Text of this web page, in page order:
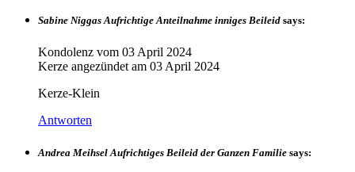
Sabine Niggas Aufrichtige Anteilnahme inniges Beileid says:
Kondolenz vom 03 April 2024
Kerze angezündet am 03 April 2024
Kerze-Klein
Antworten
Andrea Meihsel Aufrichtiges Beileid der Ganzen Familie says: